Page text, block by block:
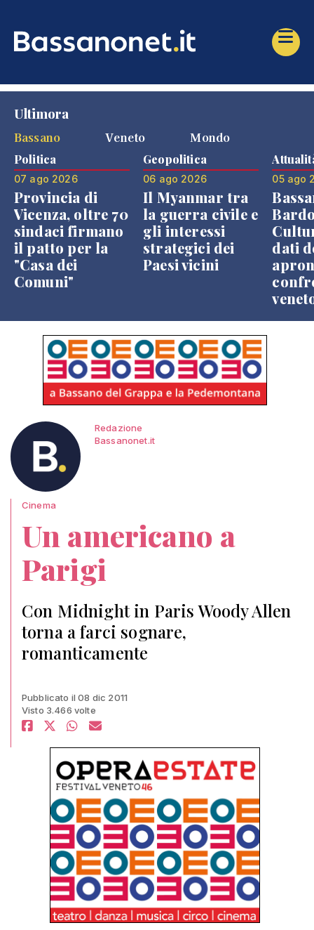
Ultimora
Bassano
Veneto Mondo
Politica
07 ago 2026
Provincia di
Vicenza, oltre 70
sindaci firmano
il patto per la
"Casa dei
Comuni"
Geopolitica
06 ago 2026
Il Myanmar tra
la guerra civile e
gli interessi
strategici dei
Paesi vicini
05 ago
dati
Redazione
Bassanonet.it
Cinema
Un americano a
Parigi
Con Midnight in Paris Woody Allen
torna a farci sognare,
romanticamente
Pubblicato il 08 dic 2011
Visto 3.466 volte